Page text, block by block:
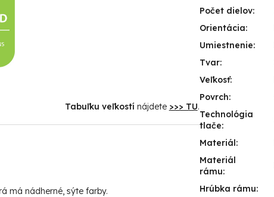
Tabuľku veľkostínájdete >>> TU.
má nádherné, sýte farby.
Počet dielov:
Orientácia:
Umiestnenie:
Tvar:
Veľkosť:
Povrch:
Technológia
tlače:
Materiál:
Materiál
rámu:
Hrúbka rámu: